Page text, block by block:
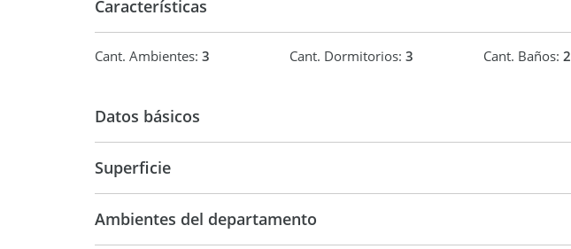
Características
Cant. Ambientes: 3 Cant. Dormitorios: 3 Cant. Baños:2
Datos básicos
Departamento
Superficie
Ambientes del departamento